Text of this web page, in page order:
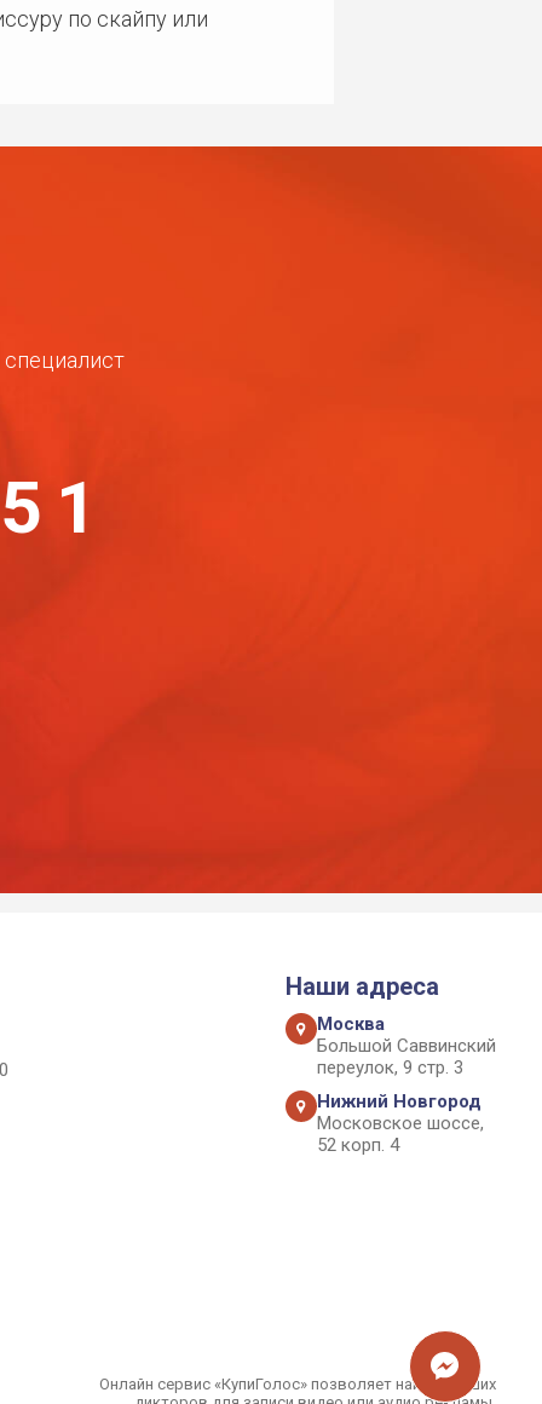
по скайпу или
Наши адреса
Москва
Большой Саввинский
переулок, 9 стр. 3
Нижний Новгород
Московское шоссе,
52 корп. 4
Онлайн сервис «КупиГолос» позволяет найти лучших